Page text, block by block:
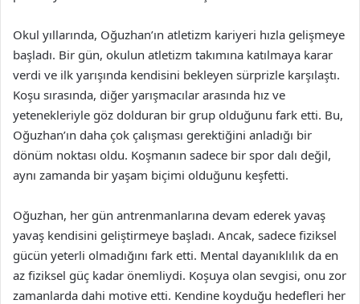
Okul yıllarında, Oğuzhan’ın atletizm kariyeri hızla gelişmeye
başladı. Bir gün, okulun atletizm takımına katılmaya karar
verdi ve ilk yarışında kendisini bekleyen sürprizle karşılaştı.
Koşu sırasında, diğer yarışmacılar arasında hız ve
yetenekleriyle göz dolduran bir grup olduğunu fark etti. Bu,
Oğuzhan’ın daha çok çalışması gerektiğini anladığı bir
dönüm noktası oldu. Koşmanın sadece bir spor dalı değil,
aynı zamanda bir yaşam biçimi olduğunu keşfetti.
Oğuzhan, her gün antrenmanlarına devam ederek yavaş
yavaş kendisini geliştirmeye başladı. Ancak, sadece fiziksel
gücün yeterli olmadığını fark etti. Mental dayanıklılık da en
az fiziksel güç kadar önemliydi. Koşuya olan sevgisi, onu zor
zamanlarda dahi motive etti. Kendine koyduğu hedefleri her